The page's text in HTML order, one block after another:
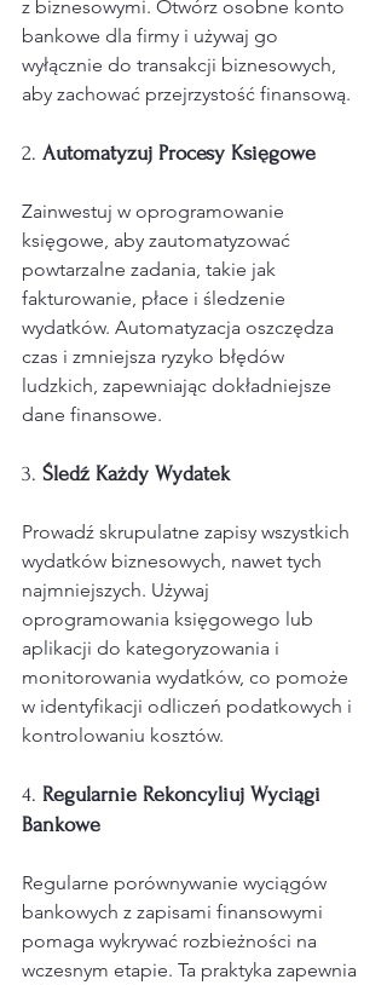
z biznesowymi. Otwórz osobne konto
bankowe dla firmy i używaj go
wyłącznie do transakcji biznesowych,
aby zachować przejrzystość finansową.
2. Automatyzuj Procesy Księgowe
Zainwestuj w oprogramowanie
księgowe, aby zautomatyzować
powtarzalne zadania, takie jak
fakturowanie, płace i śledzenie
wydatków. Automatyzacja oszczędza
czas i zmniejsza ryzyko błędów
ludzkich, zapewniając dokładniejsze
dane finansowe.
3. Śledź Każdy Wydatek
Prowadź skrupulatne zapisy wszystkich
wydatków biznesowych, nawet tych
najmniejszych. Używaj
oprogramowania księgowego lub
aplikacji do kategoryzowania i
monitorowania wydatków, co pomoże
w identyfikacji odliczeń podatkowych i
kontrolowaniu kosztów.
4. Regularnie Rekoncyliuj Wyciągi
Bankowe
Regularne porównywanie wyciągów
bankowych z zapisami finansowymi
pomaga wykrywać rozbieżności na
wczesnym etapie. Ta praktyka zapewnia